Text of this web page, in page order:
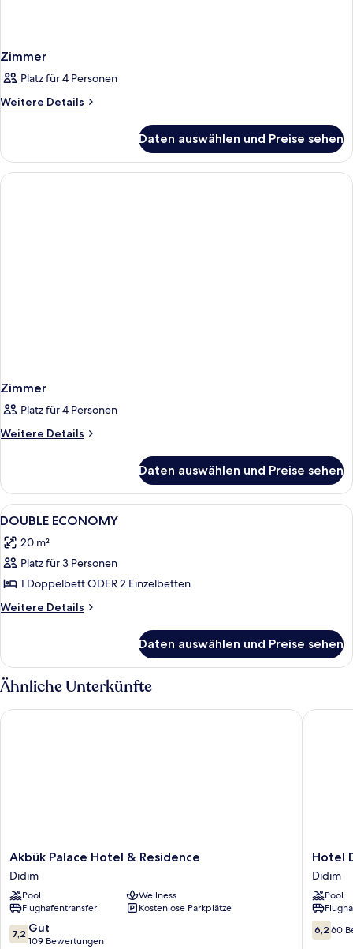
Zimmer
Platz für 4 Personen
Weitere Details
Weitere
Daten auswählen und Preise sehen
Zimmer
Platz für 4 Personen
Weitere Details
Weitere
Daten auswählen und Preise sehen
Alle
Fotos
für
DOUBLE
ECONOMY
anzeigen
Pillowtop-Betten, Minibar,
6
DOUBLE ECONOMY
20 m²
Platz für 3 Personen
1 Doppelbett ODER 2 Einzelbetten
Weitere Details
Weitere
ECONOMY
Daten auswählen und Preise sehen
Ähnliche Unterkünfte
Akbük
Palace
Hotel
&
Residence
Didim
Akbük Palace Hotel & Residence
Didim
Pool
Wellness
Flughafentransfer
Kostenlose Parkplätze
7.2
von
7,2 Gut
109 Bewertungen
Akbük Palace Hotel & Residence
Hotel
Delta
Didim
Hotel
Didim
Pool
6.2
von
6,2 60
Hotel